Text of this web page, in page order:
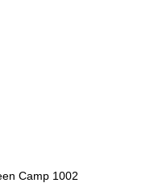
Camp 1002